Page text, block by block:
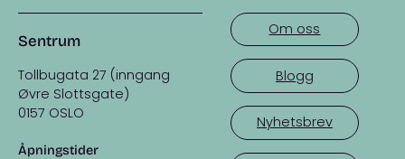
Sentrum
Tollbugata 27 (inngang
Øvre Slottsgate)
0157 OSLO
Åpningstider
Om oss
Blogg
Nyhetsbrev